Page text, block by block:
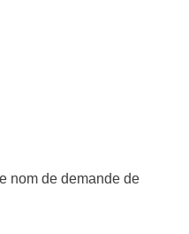
nom de demande de